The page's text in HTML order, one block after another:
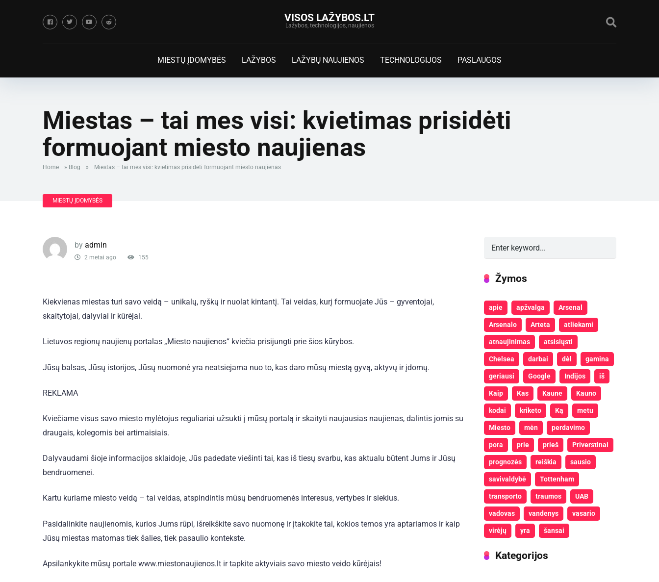
VISOS LAŽYBOS.LT
Lažybos, technologijos, naujienos
MIESTŲ ĮDOMYBĖS LAŽYBOS LAŽYBŲ NAUJIENOS TECHNOLOGIJOS PASLAUGOS
Miestas – tai mes visi: kvietimas prisidėti
formuojant miesto naujienas
Home » Blog » Miestas – tai mes visi: kvietimas prisidėti formuojant miesto naujienas
MIESTŲ ĮDOMYBĖS
by admin
2 metai ago 155
Kiekvienas miestas turi savo veidą – unikalų, ryškų ir nuolat kintantį. Tai veidas, kurį formuojate Jūs – gyventojai,
skaitytojai, dalyviai ir kūrėjai.
Lietuvos regionų naujienų portalas „Miesto naujienos“ kviečia prisijungti prie šios kūrybos.
Jūsų balsas, Jūsų istorijos, Jūsų nuomonė yra neatsiejama nuo to, kas daro mūsų miestą gyvą, aktyvų ir įdomų.
REKLAMA
Kviečiame visus savo miesto mylėtojus reguliariai užsukti į mūsų portalą ir skaityti naujausias naujienas, dalintis jomis su
draugais, kolegomis bei artimaisiais.
Dalyvaudami šioje informacijos sklaidoje, Jūs padedate viešinti tai, kas iš tiesų svarbu, kas aktualu būtent Jums ir Jūsų
bendruomenei.
Kartu kuriame miesto veidą – tai veidas, atspindintis mūsų bendruomenės interesus, vertybes ir siekius.
Pasidalinkite naujienomis, kurios Jums rūpi, išreikškite savo nuomonę ir įtakokite tai, kokios temos yra aptariamos ir kaip
Jūsų miestas matomas tiek šalies, tiek pasaulio kontekste.
Apsilankykite mūsų portale www.miestonaujienos.lt ir tapkite aktyviais savo miesto veido kūrėjais!
Žymos
apie apžvalga Arsenal
Arsenalo Arteta atliekami
atnaujinimas atsisiųsti
Chelsea darbai dėl gamina
geriausi Google Indijos iš
Kaip Kas Kaune Kauno
kodai kriketo Ką metu
Miesto mėn perdavimo
pora prie prieš Priverstinai
prognozės reiškia sausio
savivaldybė Tottenham
transporto traumos UAB
vadovas vandenys vasario
virėjų yra šansai
Kategorijos